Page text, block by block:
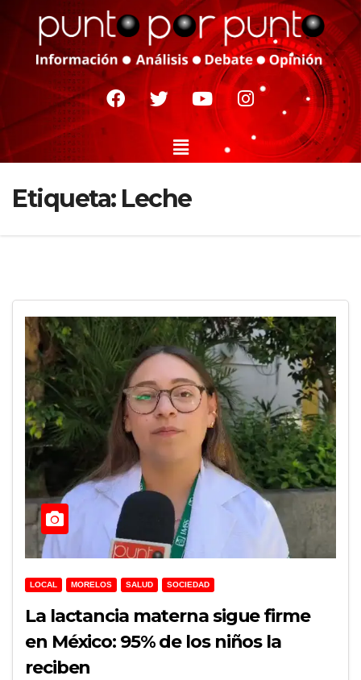
Etiqueta: Leche
LOCAL MORELOS SALUD SOCIEDAD
La lactancia materna sigue firme
en México: 95% de los niños la
reciben